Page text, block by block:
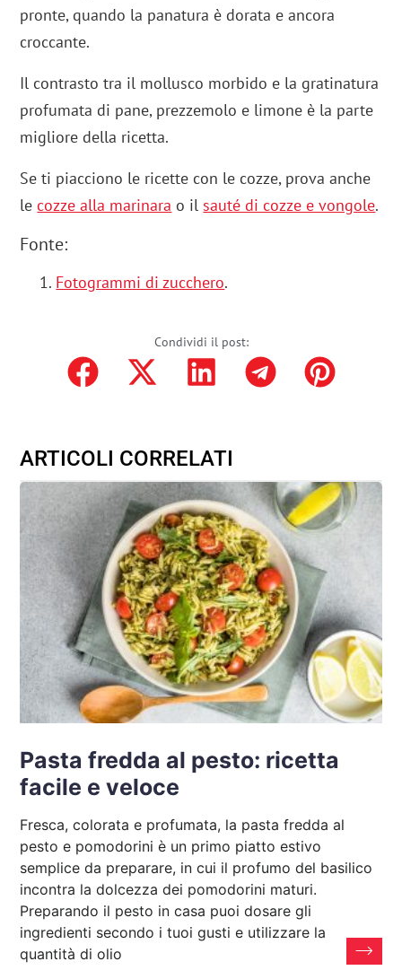
pronte, quando la panatura è dorata e ancora
croccante.
Il contrasto tra il mollusco morbido e la gratinatura
profumata di pane, prezzemolo e limone è la parte
migliore della ricetta.
Se ti piacciono le ricette con le cozze, prova anche
lecozze alla marinara o il sauté di cozze e vongole.
Fonte:
Fotogrammi di zucchero.
Condividi il post:
ARTICOLI CORRELATI
Pasta fredda al pesto: ricetta
facile e veloce
Fresca, colorata e profumata, la pasta fredda al
pesto e pomodorini è un primo piatto estivo
semplice da preparare, in cui il profumo del basilico
incontra la dolcezza dei pomodorini maturi.
Preparando il pesto in casa puoi dosare gli
ingredienti secondo i tuoi gusti e utilizzare la
quantità di olio